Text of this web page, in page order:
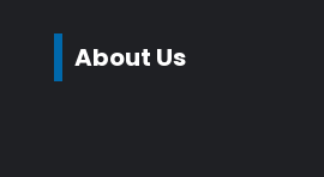
About Us